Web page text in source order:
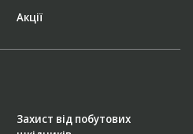
Акції
Захист від побутових